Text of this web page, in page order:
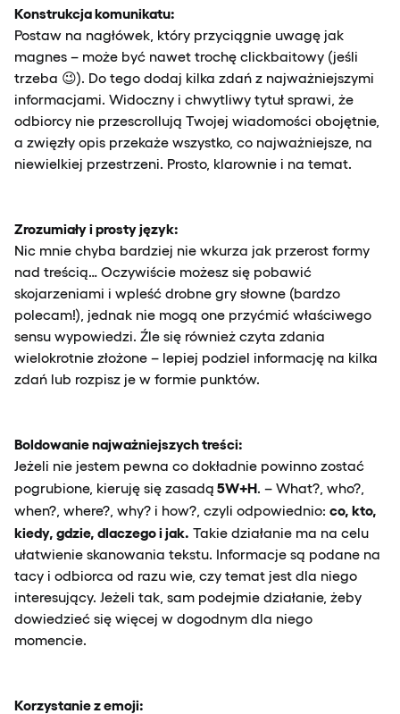
Konstrukcja komunikatu:
Postaw na nagłówek, który przyciągnie uwagę jak
magnes – może być nawet trochę clickbaitowy (jeśli
trzeba 😉). Do tego dodaj kilka zdań z najważniejszymi
informacjami. Widoczny i chwytliwy tytuł sprawi, że
odbiorcy nie przescrollują Twojej wiadomości obojętnie,
a zwięzły opis przekaże wszystko, co najważniejsze, na
niewielkiej przestrzeni. Prosto, klarownie i na temat.
Zrozumiały i prosty język:
Nic mnie chyba bardziej nie wkurza jak przerost formy
nad treścią… Oczywiście możesz się pobawić
skojarzeniami i wpleść drobne gry słowne (bardzo
polecam!), jednak nie mogą one przyćmić właściwego
sensu wypowiedzi. Źle się również czyta zdania
wielokrotnie złożone – lepiej podziel informację na kilka
zdań lub rozpisz je w formie punktów.
Boldowanie najważniejszych treści:
Jeżeli nie jestem pewna co dokładnie powinno zostać
pogrubione, kieruję się zasadą 5W+H. – What?, who?,
when?, where?, why? i how?, czyli odpowiednio: co, kto,
kiedy, gdzie, dlaczego i jak. Takie działanie ma na celu
ułatwienie skanowania tekstu. Informacje są podane na
tacy i odbiorca od razu wie, czy temat jest dla niego
interesujący. Jeżeli tak, sam podejmie działanie, żeby
dowiedzieć się więcej w dogodnym dla niego
momencie.
Korzystanie z emoji: